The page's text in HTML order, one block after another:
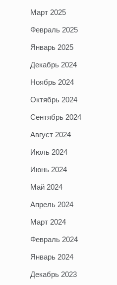
Март 2025
Февраль 2025
Январь 2025
Декабрь 2024
Ноябрь 2024
Октябрь 2024
Сентябрь 2024
Август 2024
Июль 2024
Июнь 2024
Май 2024
Апрель 2024
Март 2024
Февраль 2024
Январь 2024
Декабрь 2023